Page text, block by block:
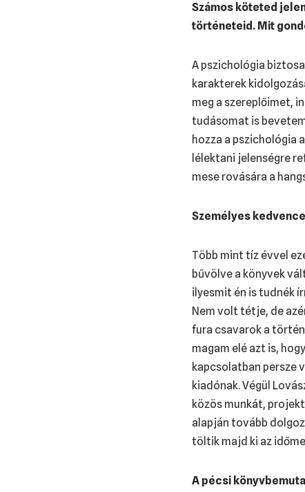
Számos köteted
történeteid. Mit
A pszichológia
karakterek
meg a szereplőimet,
tudásomat is
hozza a pszichológia
lélektani jelenségre
mese rovására a
Személyes
Több mint tíz évvel
bűvölve a könyvek
ilyesmit én is tudnék
Nem volt tétje, de
fura csavarok a
magam elé azt is,
kapcsolatban persze
kiadónak. Végül
közös munkát,
alapján tovább
töltik majd ki az
A pécsi